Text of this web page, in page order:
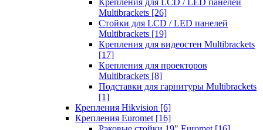
Крепления для LCD / LED панелей
Multibrackets [26]
Стойки для LCD / LED панелей
Multibrackets [19]
Крепления для видеостен Multibrackets
[17]
Крепления для проекторов
Multibrackets [8]
Подставки для гарнитуры Multibrackets
[1]
Крепления Hikvision [6]
Крепления Euromet [16]